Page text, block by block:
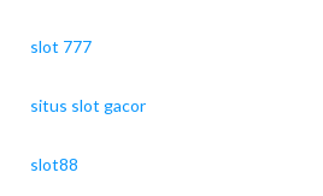
slot 777
situs slot gacor
slot88